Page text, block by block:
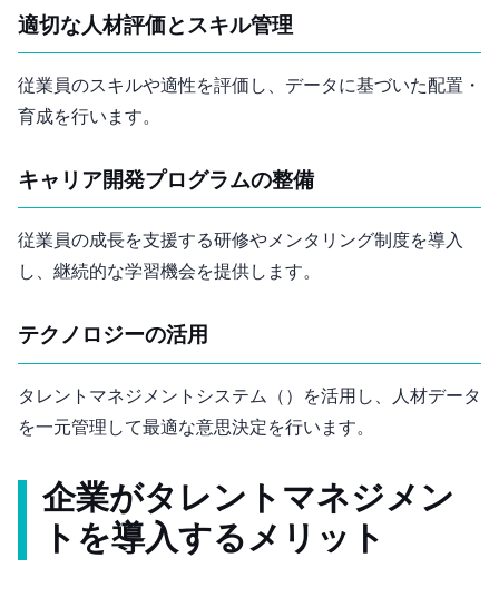
適切な人材評価とスキル管理
従業員のスキルや適性を評価し、データに基づいた配置・
育成を行います。
キャリア開発プログラムの整備
従業員の成長を支援する研修やメンタリング制度を導入
し、継続的な学習機会を提供します。
テクノロジーの活用
タレントマネジメントシステム（TMS）を活用し、人材データ
を一元管理して最適な意思決定を行います。
企業がタレントマネジメン
トを導入するメリット